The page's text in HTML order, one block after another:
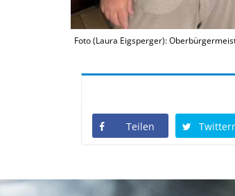
Foto (Laura Eigsperger):
Teilen